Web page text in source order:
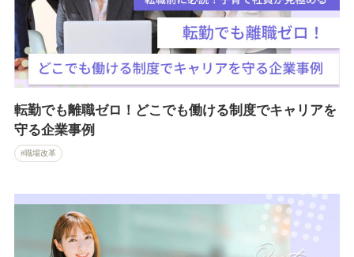
転勤でも離職ゼロ！どこでも働ける制度でキャリアを
守る企業事例
職場改革